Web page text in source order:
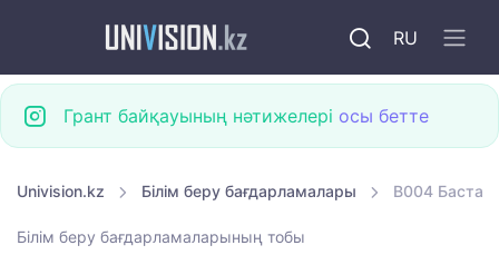
RU
Грант байқауының нәтижелері осы бетте
Univision.kz Білім беру бағдарламалары B004
Білім беру бағдарламаларының тобы